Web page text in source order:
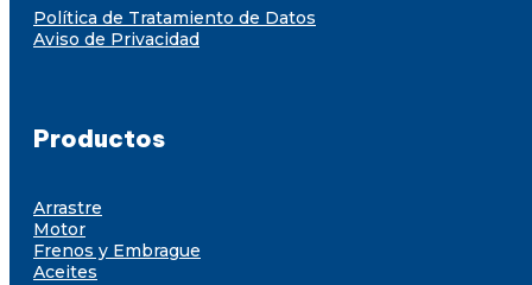
Política de Tratamiento de Datos
Aviso de Privacidad
Productos
Arrastre
Motor
Frenos y Embrague
Aceites